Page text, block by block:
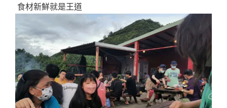
食材新鮮就是王道